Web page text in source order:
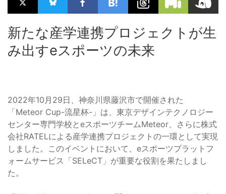
新たな産学連携プロジェクトが生
み出すeスポーツの未来
2022年10月29日、神奈川県藤沢市で開催された
「Meteor Cup-流星杯-」は、東京デザインテクノロジー
センター専門学校とeスポーツチームMeteor、さらに株式
会社RATELによる産学連携プロジェクトの一環として実現
しました。このイベントにおいて、eスポーツプラットフ
ォームサービス「SELeCT」が重要な役割を果たしまし
た。